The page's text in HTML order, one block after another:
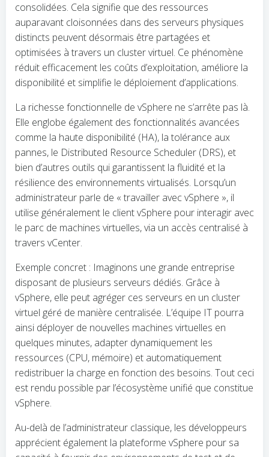
consolidées. Cela signifie que des ressources
auparavant cloisonnées dans des serveurs physiques
distincts peuvent désormais être partagées et
optimisées à travers un cluster virtuel. Ce phénomène
réduit efficacement les coûts d’exploitation, améliore la
disponibilité et simplifie le déploiement d’applications.
La richesse fonctionnelle de vSphere ne s’arrête pas là.
Elle englobe également des fonctionnalités avancées
comme la haute disponibilité (HA), la tolérance aux
pannes, le Distributed Resource Scheduler (DRS), et
bien d’autres outils qui garantissent la fluidité et la
résilience des environnements virtualisés. Lorsqu’un
administrateur parle de « travailler avec vSphere », il
utilise généralement le client vSphere pour interagir avec
le parc de machines virtuelles, via un accès centralisé à
travers vCenter.
Exemple concret : Imaginons une grande entreprise
disposant de plusieurs serveurs dédiés. Grâce à
vSphere, elle peut agréger ces serveurs en un cluster
virtuel géré de manière centralisée. L’équipe IT pourra
ainsi déployer de nouvelles machines virtuelles en
quelques minutes, adapter dynamiquement les
ressources (CPU, mémoire) et automatiquement
redistribuer la charge en fonction des besoins. Tout ceci
est rendu possible par l’écosystème unifié que constitue
vSphere.
Au-delà de l’administrateur classique, les développeurs
apprécient également la plateforme vSphere pour sa